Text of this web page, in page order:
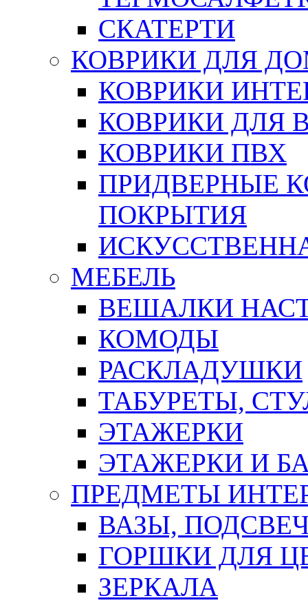
СКАТЕРТИ
КОВРИКИ ДЛЯ
КОВРИКИ
КОВРИКИ ДЛЯ
КОВРИКИ ПВХ
ПРИДВЕРНЫЕ
ПОКРЫТИЯ
МЕБЕЛЬ
ВЕШАЛКИ
КОМОДЫ
РАСКЛАДУШКИ
ТАБУРЕТЫ,
ЭТАЖЕРКИ
ЭТАЖЕРКИ И
ПРЕДМЕТЫ
ВАЗЫ,
ГОРШКИ ДЛЯ
ЗЕРКАЛА